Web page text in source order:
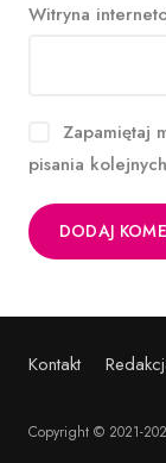
Witryna
Zapamiętaj
pisania
Kontakt
Copyright © 2021-